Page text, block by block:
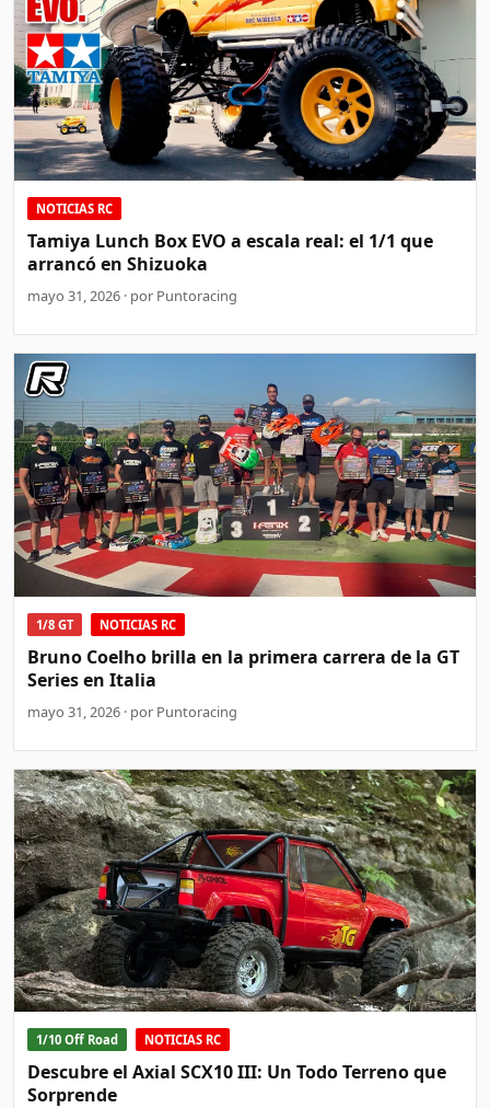
NOTICIAS RC
Tamiya Lunch Box EVO a escala real: el 1/1 que
arrancó en Shizuoka
mayo 31, 2026 · por Puntoracing
1/8 GT NOTICIAS RC
Bruno Coelho brilla en la primera carrera de la GT
Series en Italia
mayo 31, 2026 · por Puntoracing
1/10 Off Road NOTICIAS RC
Descubre el Axial SCX10 III: Un Todo Terreno que
Sorprende